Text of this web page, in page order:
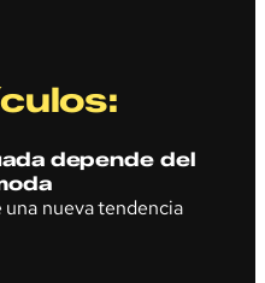
depende del
una nueva tendencia